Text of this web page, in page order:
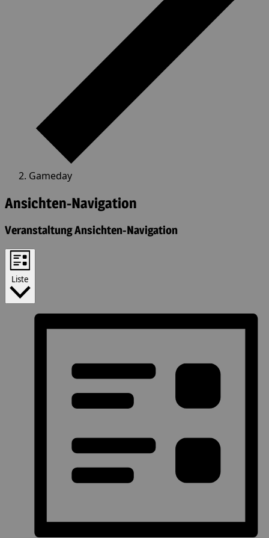
Gameday
Veranstaltungen
Ansichten-Navigation
Veranstaltung Ansichten-Navigation
Liste